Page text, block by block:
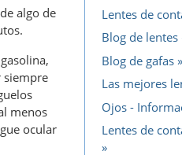
algo de
siempre
menos
ocular
Lentes de
Blog de
Blog de gafas
Las mejores
Ojos -
Lentes de